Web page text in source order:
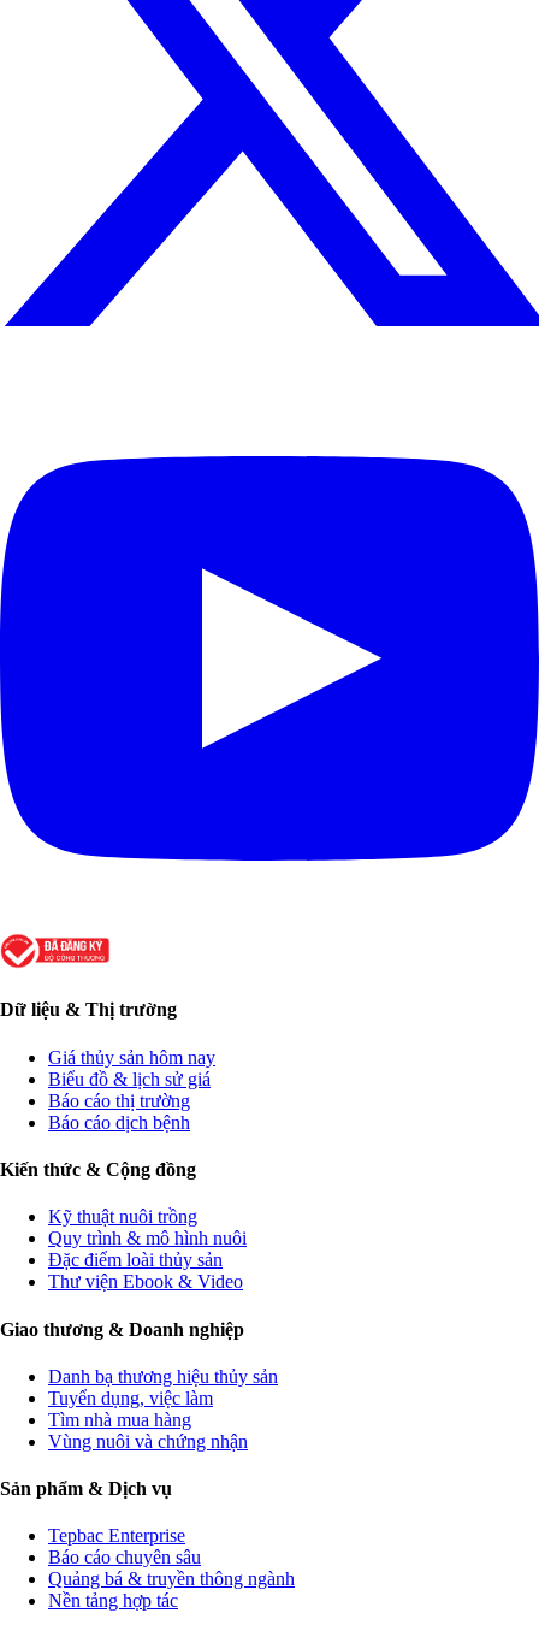
Dữ liệu & Thị trường
Giá thủy sản hôm nay
Biểu đồ & lịch sử giá
Báo cáo thị trường
Báo cáo dịch bệnh
Kiến thức & Cộng đồng
Kỹ thuật nuôi trồng
Quy trình & mô hình nuôi
Đặc điểm loài thủy sản
Thư viện Ebook & Video
Giao thương & Doanh nghiệp
Danh bạ thương hiệu thủy sản
Tuyển dụng, việc làm
Tìm nhà mua hàng
Vùng nuôi và chứng nhận
Sản phẩm & Dịch vụ
Tepbac Enterprise
Báo cáo chuyên sâu
Quảng bá & truyền thông ngành
Nền tảng hợp tác